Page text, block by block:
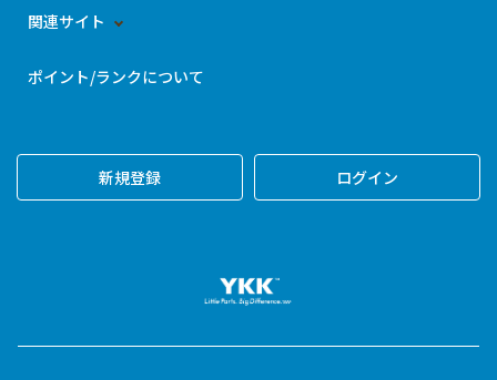
関連サイト
ポイント/ランクについて
新規登録 ログイン